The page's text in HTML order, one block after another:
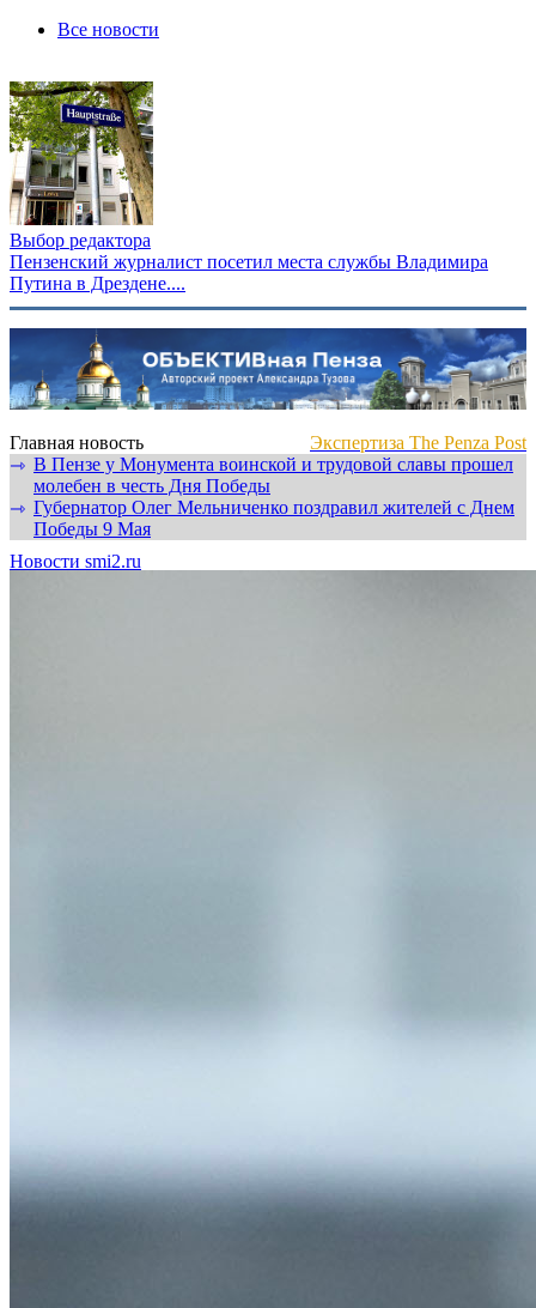
Все новости
Выбор редактора
Пензенский журналист посетил места службы Владимира
Путина в Дрездене....
Главная новость
Экспертиза The Penza Post
⇾ В Пензе у Монумента воинской и трудовой славы прошел
молебен в честь Дня Победы
⇾ Губернатор Олег Мельниченко поздравил жителей с Днем
Победы 9 Мая
Новости smi2.ru